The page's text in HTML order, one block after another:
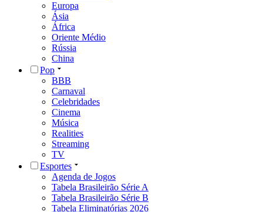
Europa
Ásia
África
Oriente Médio
Rússia
China
Pop
BBB
Carnaval
Celebridades
Cinema
Música
Realities
Streaming
TV
Esportes
Agenda de Jogos
Tabela Brasileirão Série A
Tabela Brasileirão Série B
Tabela Eliminatórias 2026